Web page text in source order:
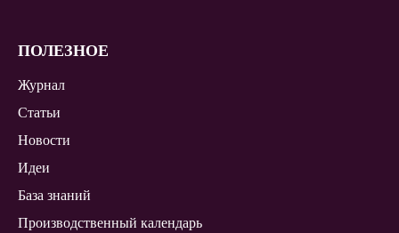
ПОЛЕЗНОЕ
Журнал
Статьи
Новости
Идеи
База знаний
Производственный календарь